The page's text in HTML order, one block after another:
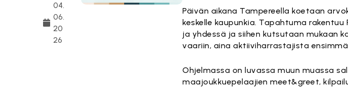
04.
06.
20
26
Päivän aikana Tampereella koetaan
keskelle kaupunkia. Tapahtuma
ja yhdessä ja siihen kutsutaan mukaan
vaariin, aina aktiiviharrastajista
Ohjelmassa on luvassa muun muassa
maajoukkuepelaajien meet&greet,